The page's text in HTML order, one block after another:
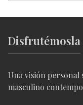
Disfrutémosla
Una visión personal
masculino